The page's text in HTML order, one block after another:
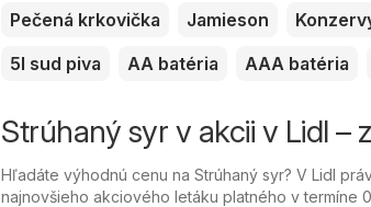
Pečená krkovička
Jamieson
5l sud piva
AA batéria AAA batéria
Strúhaný syr v akcii v Lidl –
Hľadáte výhodnú cenu na Strúhaný syr? V Lidl
najnovšieho akciového letáku platného v termíne